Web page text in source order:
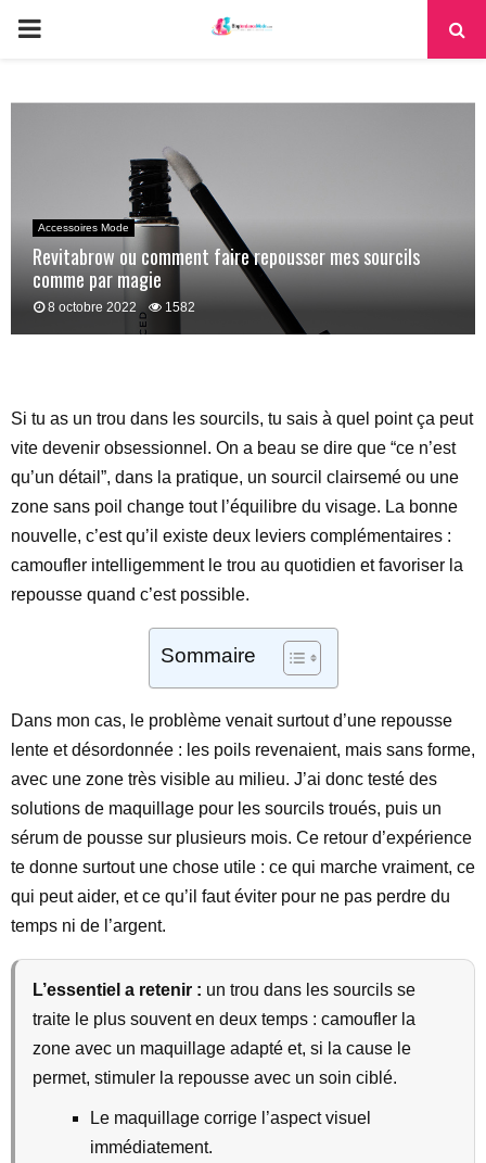
PRIMARY
Accessoires Mode
Revitabrow ou comment faire repousser mes sourcils
comme par magie
8 octobre 2022 1582
Si tu as un trou dans les sourcils, tu sais à quel point ça peut
vite devenir obsessionnel. On a beau se dire que “ce n’est
qu’un détail”, dans la pratique, un sourcil clairsemé ou une
zone sans poil change tout l’équilibre du visage. La bonne
nouvelle, c’est qu’il existe deux leviers complémentaires :
camoufler intelligemment le trou au quotidien et favoriser la
repousse quand c’est possible.
Sommaire
Dans mon cas, le problème venait surtout d’une repousse
lente et désordonnée : les poils revenaient, mais sans forme,
avec une zone très visible au milieu. J’ai donc testé des
solutions de maquillage pour les sourcils troués, puis un
sérum de pousse sur plusieurs mois. Ce retour d’expérience
te donne surtout une chose utile : ce qui marche vraiment, ce
qui peut aider, et ce qu’il faut éviter pour ne pas perdre du
temps ni de l’argent.
L’essentiel a retenir : un trou dans les sourcils se
traite le plus souvent en deux temps : camoufler la
zone avec un maquillage adapté et, si la cause le
permet, stimuler la repousse avec un soin ciblé.
Le maquillage corrige l’aspect visuel
immédiatement.